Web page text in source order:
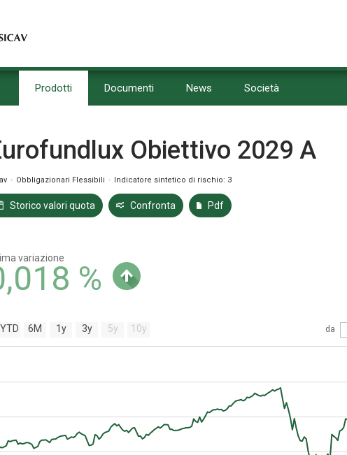
Prodotti Documenti News Società
Obiettivo 2029 A
Obbligazionari Flessibili Indicatore sintetico di rischio: 3
Storico valori quota Confronta Pdf
variazione
%
YTD 6M 1y 3y 5y 10y da